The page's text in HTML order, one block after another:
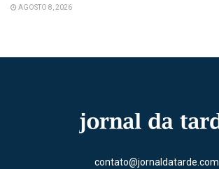
AGOSTO 8, 2026
contato@jornaldatarde.com